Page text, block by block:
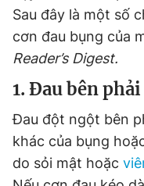
Tiện ích
Thông tin tòa soạn
Sau đây là một số
cơn đau bụng của
Reader’s Digest.
1. Đau bên
Đau đột ngột bên
khác của bụng
do sỏi mật hoặc